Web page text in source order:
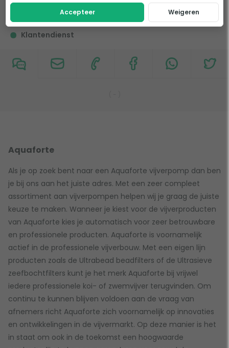
Klantendienst
Aquaforte
Als je op zoek bent naar een Aquaforte vijverpomp dan ben
je bij ons aan het juiste adres. Met een zeer compleet
assortiment aan vijverpompen helpen wij je graag de juiste
keuze te maken. Wanneer je kiest voor de vijverproducten
van Aquaforte kies je automatisch voor zeer betrouwbare
en professionele producten. Aquaforte is voornamelijk
actief in de professionele vijverbouw. Met een eigen lijn
producten zoals de Ultrabead beadfilters of de Ultrasieve
zeefbochtfilters kunt je het merk Aquaforte bij vrijwel
iedere professionele koi- of zwemvijver terugvinden. Om
continu te kunnen blijven voldoen aan de vraag van
afnemers richt Aquaforte zich voornamelijk op innovaties
en ontwikkelingen in de vijvermarkt. Op deze manier is het
in staat om ook in de toekomst een hoogwaarde
Accepteer Weigeren